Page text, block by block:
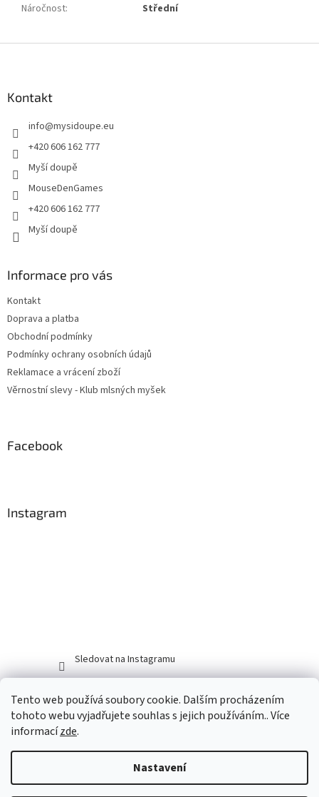
Tento web používá soubory cookie. Dalším procházením
tohoto webu vyjadřujete souhlas s jejich používáním.. Více
informacízde.
Nastavení
Náročnost: Střední
Kontakt
info@mysidoupe.eu
+420 606 162 777
Myší doupě
MouseDenGames
+420 606 162 777
Myší doupě
Informace pro vás
Kontakt
Doprava a platba
Obchodní podmínky
Podmínky ochrany osobních údajů
Reklamace a vrácení zboží
Věrnostní slevy - Klub mlsných myšek
Facebook
Instagram
Sledovat na Instagramu
Vytvořil Shoptet